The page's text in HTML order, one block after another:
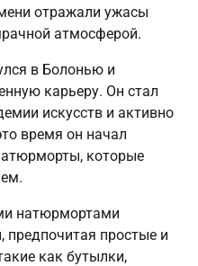
отражали ужасы
атмосферой.
в Болонью и
карьеру. Он стал
искусств и активно
время он начал
которые
натюрмортами
простые и
как бутылки,